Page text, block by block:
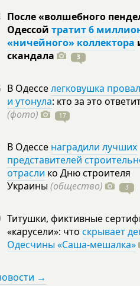
После «волшебного
Одессой тратит 6
«ничейного» коллектора
скандала
3
В Одесселегковушка
и утонула: кто за это
(фото)
17
В Одессе наградили лучших
представителей
отрасли ко Дню строителя
Украины (общество) 3
Титушки, фиктивные
«карусели»: что скрывает
Одесчины «Саша-мешалка»
→